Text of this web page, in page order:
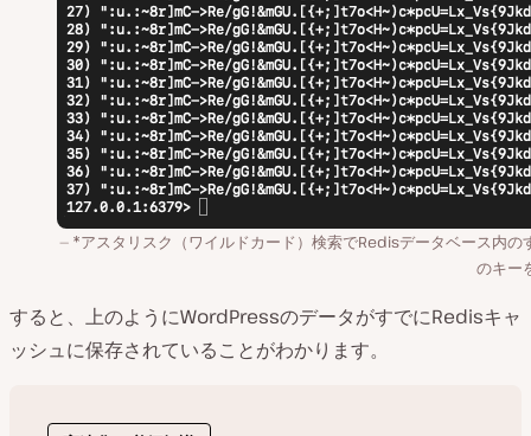
*アスタリスク（ワイルドカード）検索でRedisデータベース内の
のキー
すると、上のようにWordPressのデータがすでにRedisキャ
ッシュに保存されていることがわかります。